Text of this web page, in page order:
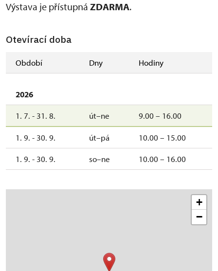
Výstava je přístupná ZDARMA.
Otevírací doba
Období Dny Hodiny
2026
1. 7. - 31. 8. út–ne 9.00 – 16.00
1. 9. - 30. 9. út–pá 10.00 – 15.00
1. 9. - 30. 9. so–ne 10.00 – 16.00
+
−